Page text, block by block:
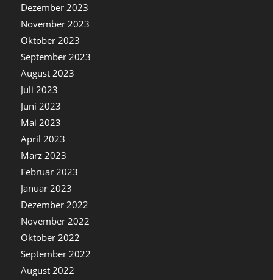
Dezember 2023
November 2023
Oktober 2023
September 2023
August 2023
Juli 2023
Juni 2023
Mai 2023
April 2023
März 2023
Februar 2023
Januar 2023
Dezember 2022
November 2022
Oktober 2022
September 2022
August 2022